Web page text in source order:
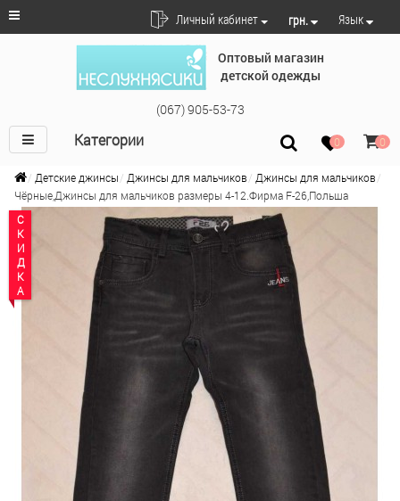
Личный кабинет грн. Язык
Оптовый магазин
детской одежды
(067) 905-53-73
Категории 0 0
Детские джинсы Джинсы для мальчиков
Джинсы для мальчиков
Чёрные,Джинсы для мальчиков размеры 4-12.Фирма F-26,Польша
СКИДКА